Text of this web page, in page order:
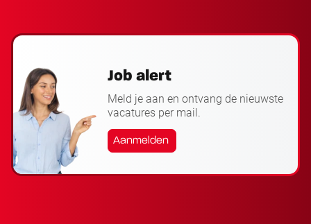
Job alert
Meld je aan en ontvang de nieuwste
vacatures per mail.
Aanmelden